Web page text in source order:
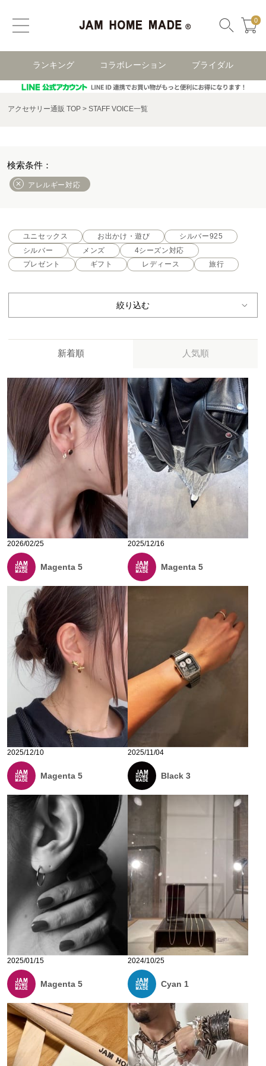
0
ランキング コラボレーション ブライダル
アクセサリー通販 TOP STAFF VOICE一覧
アレルギー対応
ユニセックス お出かけ・遊び
シルバー925
シルバー
メンズ
4シーズン対応
プレゼント
ギフト レディース 旅行
絞り込む
新着順 人気順
2026/02/25
Magenta 5
2025/12/16
Magenta 5
2025/12/10
Magenta 5
2025/11/04
Black 3
2025/01/15
Magenta 5
2024/10/25
Cyan 1